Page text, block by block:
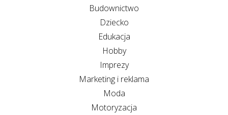
Budownictwo
Dziecko
Edukacja
Hobby
Imprezy
Marketing i reklama
Moda
Motoryzacja